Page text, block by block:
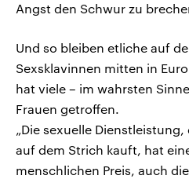
Angst den Schwur zu
Und so bleiben etliche auf
Sexsklavinnen mitten in
hat viele – im wahrsten
Frauen getroffen.
„Die sexuelle
auf dem Strich kauft, hat
menschlichen Preis, auch